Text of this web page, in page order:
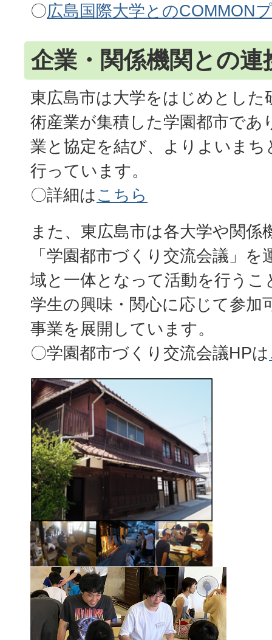
〇広島国際大学とのCOMMON
企業・関係機関との連
東広島市は大学をはじめとした
術産業が集積した学園都市であ
業と協定を結び、よりよいま
行っています。
〇詳細はこちら
また、東広島市は各大学や関係
「学園都市づくり交流会議」を
域と一体となって活動を行う
学生の興味・関心に応じて参加
事業を展開しています。
〇学園都市づくり交流会議HPは